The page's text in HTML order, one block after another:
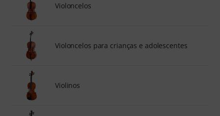
Violoncelos
Violoncelos para crianças e adolescentes
Violinos